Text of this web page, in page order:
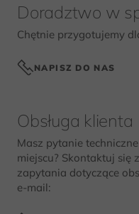
Doradztwo w
Chętnie przygotujemy
NAPISZ DO NAS
Obsługa klienta
Masz pytanie
miejscu? Skontaktuj się
zapytania dotyczące
e-mail: